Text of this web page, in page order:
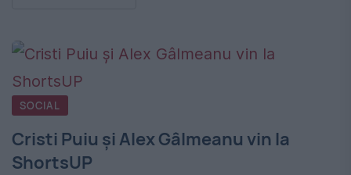
SOCIAL
Cristi Puiu şi Alex Gâlmeanu vin la
ShortsUP